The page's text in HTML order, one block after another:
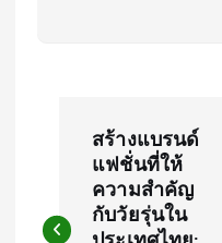
s
สร้างแบรนด์
แฟชั่นที่ให้
ความสำคัญ
กับวัยรุ่นใน